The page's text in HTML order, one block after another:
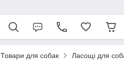
Товари для собак Ласощі для